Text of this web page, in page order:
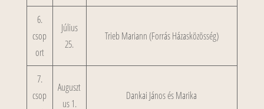
6.
csop
ort
Július
25.
Trieb Mariann (Forrás Házasközösség)
7.
csop
Auguszt
us 1.
Dankai János és Marika